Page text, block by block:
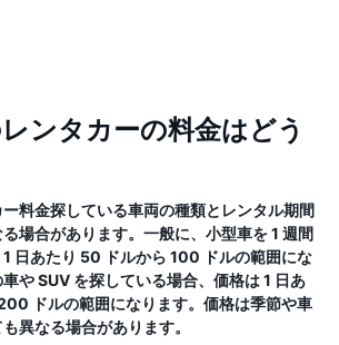
ンタカーの料金はどう
料金探している車両の種類とレンタル期間
場合があります。一般に、小型車を 1 週間
日あたり 50 ドルから 100 ドルの範囲にな
や SUV を探している場合、価格は 1 日あ
ドルの範囲になります。価格は季節や車
異なる場合があります。